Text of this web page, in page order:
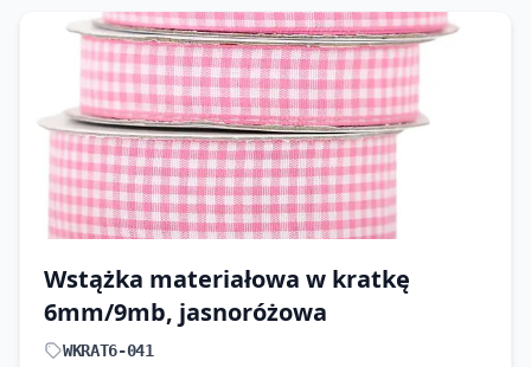
Wstążka materiałowa w kratkę
6mm/9mb, jasnoróżowa
WKRAT6-041